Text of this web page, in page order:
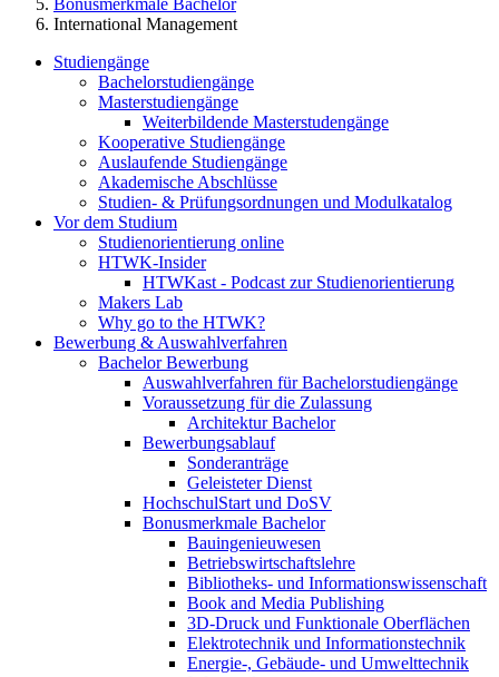
Bonusmerkmale Bachelor
International Management
Studiengänge
Bachelorstudiengänge
Masterstudiengänge
Weiterbildende Masterstudengänge
Kooperative Studiengänge
Auslaufende Studiengänge
Akademische Abschlüsse
Studien- & Prüfungsordnungen und Modulkatalog
Vor dem Studium
Studienorientierung online
HTWK-Insider
HTWKast - Podcast zur Studienorientierung
Makers Lab
Why go to the HTWK?
Bewerbung & Auswahlverfahren
Bachelor Bewerbung
Auswahlverfahren für Bachelorstudiengänge
Voraussetzung für die Zulassung
Architektur Bachelor
Bewerbungsablauf
Sonderanträge
Geleisteter Dienst
HochschulStart und DoSV
Bonusmerkmale Bachelor
Bauingenieuwesen
Betriebswirtschaftslehre
Bibliotheks- und Informationswissenschaft
Book and Media Publishing
3D-Druck und Funktionale Oberflächen
Elektrotechnik und Informationstechnik
Energie-, Gebäude- und Umwelttechnik